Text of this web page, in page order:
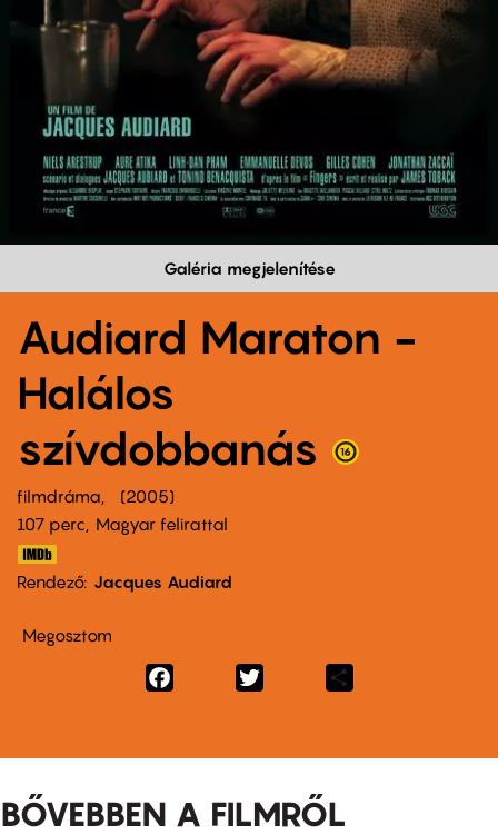
Galéria megjelenítése
Audiard Maraton -
Halálos
szívdobbanás
filmdráma
2005
107 perc,
Magyar felirattal
Rendező Jacques Audiard
Megosztom
Facebook
BŐVEBBEN A FILMRŐL